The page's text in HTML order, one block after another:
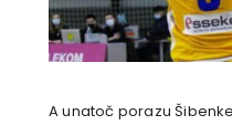
A unatoč porazu